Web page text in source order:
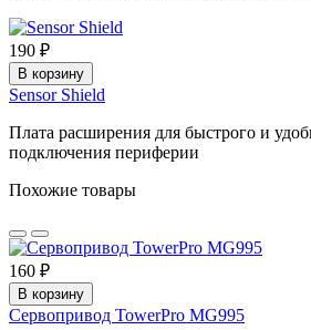
190 ₽
В корзину
Sensor Shield
Плата расширения для быстрого и
подключения периферии
Похожие товары
160 ₽
В корзину
Сервопривод TowerPro MG995